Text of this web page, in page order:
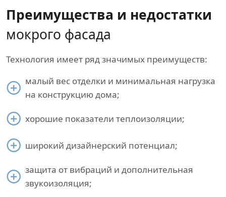
Преимущества и недостатки
мокрого фасада
Технология имеет ряд значимых преимуществ:
малый вес отделки и минимальная нагрузка
на конструкцию дома;
хорошие показатели теплоизоляции;
широкий дизайнерский потенциал;
защита от вибраций и дополнительная
звукоизоляция;